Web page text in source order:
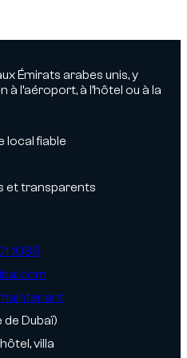
Émirats arabes unis, y
l’aéroport, à l’hôtel ou à la
local fiable
et transparents
1086
Dubaï)
villa